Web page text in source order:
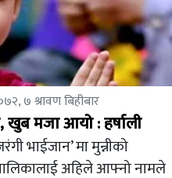
७ श्रावण बिहीबार
मजा आयो : हर्षाली
भाईजान’ मा मुन्नीको
अहिले आफ्नो नामले